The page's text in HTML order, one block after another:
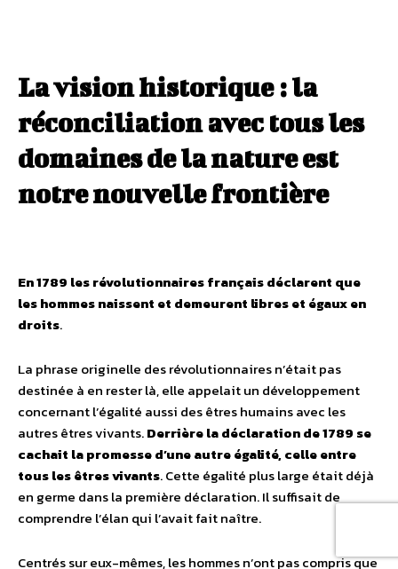
La vision historique : la
réconciliation avec tous les
domaines de la nature est
notre nouvelle frontière
En 1789 les révolutionnaires français déclarent que
les hommes naissent et demeurent libres et égaux en
droits.
La phrase originelle des révolutionnaires n’était pas
destinée à en rester là, elle appelait un développement
concernant l’égalité aussi des êtres humains avec les
autres êtres vivants.Derrière la déclaration de 1789 se
cachait la promesse d’une autre égalité, celle entre
tous les êtres vivants. Cette égalité plus large était déjà
en germe dans la première déclaration. Il suffisait de
comprendre l’élan qui l’avait fait naître.
Centrés sur eux-mêmes, les hommes n’ont pas compris que